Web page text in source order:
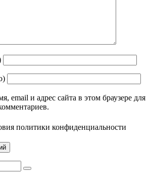
email и адрес сайта в этом браузере для
политики конфиденциальности
Найти